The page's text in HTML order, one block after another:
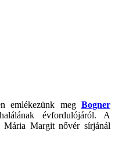
emlékezünk meg Bogner
évfordulójáról. A
Mária Margit nővér sírjánál